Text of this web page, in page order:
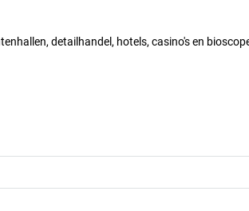
detailhandel, hotels, casino's en